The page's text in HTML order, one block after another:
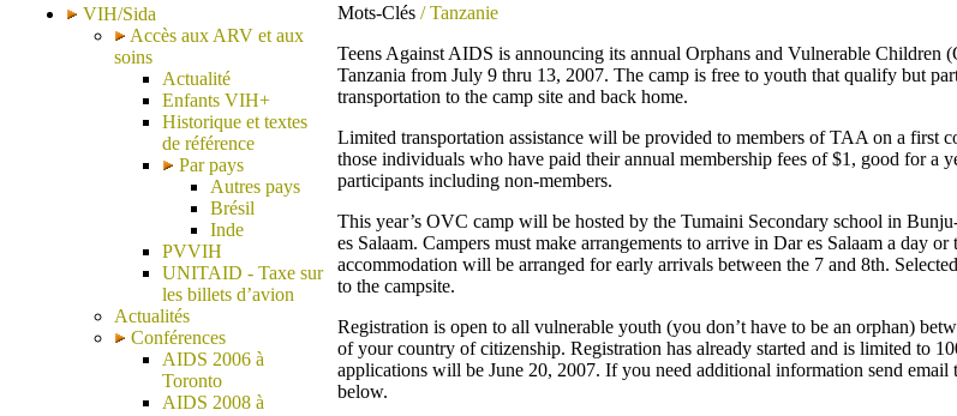
VIH/Sida
Accès aux ARV et aux
soins
Actualité
Enfants VIH+
Historique et textes
de référence
Par pays
Autres pays
Brésil
Inde
PVVIH
UNITAID - Taxe sur
les billets d’avion
Actualités
Conférences
AIDS 2006 à
Toronto
AIDS 2008 à
Mots-Clés / Tanzanie
Teens Against AIDS is announcing its annual Orphans and Vulnerable Children
Tanzania from July 9 thru 13, 2007. The camp is free to youth that qualify but
transportation to the camp site and back home.
Limited transportation assistance will be provided to members of TAA on a first
those individuals who have paid their annual membership fees of $1, good for a
participants including non-members.
This year’s OVC camp will be hosted by the Tumaini Secondary school in
es Salaam. Campers must make arrangements to arrive in Dar es Salaam a day
accommodation will be arranged for early arrivals between the 7 and 8th.
to the campsite.
Registration is open to all vulnerable youth (you don’t have to be an orphan)
of your country of citizenship. Registration has already started and is limited to
applications will be June 20, 2007. If you need additional information send email
below.